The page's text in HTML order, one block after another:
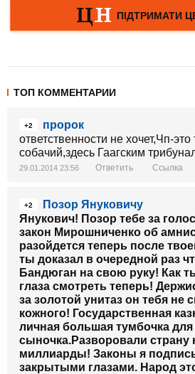
ТОП КОММЕНТАРИИ
+2
пророк
ответственности не хочет,Чп-
собачий,здесь Гаагским
29.01.2014 23:56 Ответить Ссылка
+2
Позор Януковичу
Янукович! Позор тебе за
закон Мирошниченко об
разойдется теперь после
ты доказал в очередной раз
Бандюган на свою руку! Как
глаза смотреть теперь!
за золотой унитаз он тебя не
кожного! Государственная
личная большая тумбочка
сыночка.Разворовали страну
миллиарды! Законы я
закрытыми глазами. Народ